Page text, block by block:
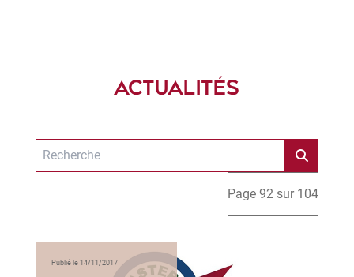
ACTUALITÉS
Page 92 sur 104
Publié le 14/11/2017